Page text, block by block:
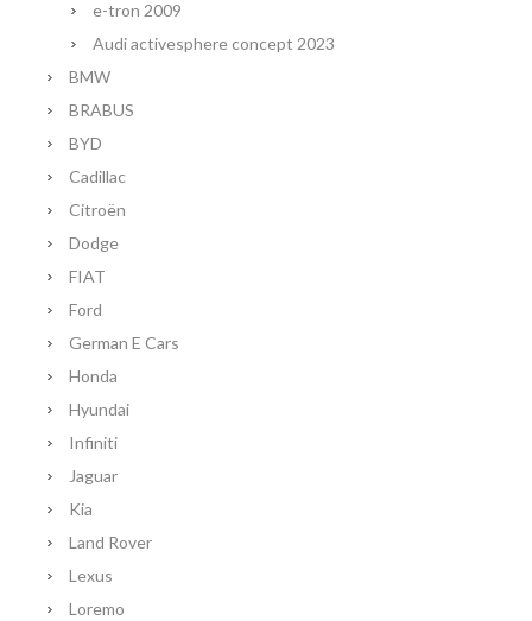
e-tron 2009
Audi activesphere concept 2023
BMW
BRABUS
BYD
Cadillac
Citroën
Dodge
FIAT
Ford
German E Cars
Honda
Hyundai
Infiniti
Jaguar
Kia
Land Rover
Lexus
Loremo